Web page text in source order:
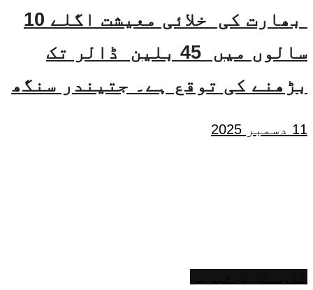
بھارت کی خلائی معیشت اگلے 10
سالوں میں 45 بلین ڈالر تک
بڑھنے کی توقع ہے۔ جتیندر سنگھ
11 دسمبر 2025